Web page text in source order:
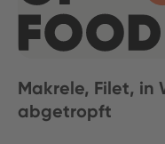
Makrele, Filet, in
abgetropft